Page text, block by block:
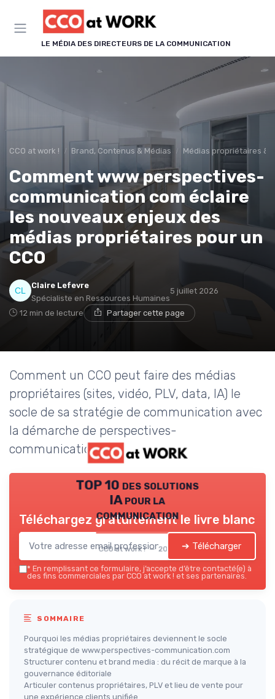
LE MÉDIA DES DIRECTEURS DE LA COMMUNICATION
CCO at work ! Brand, Contenus & Médias Médias propriétaires &
Comment www perspectives-
communication com éclaire
les nouveaux enjeux des
médias propriétaires pour un
CCO
Claire Lefevre
Spécialiste en Ressources Humaines
5 juillet 2026
12 min de lecture Partager cette page
Comment un CCO peut faire des médias
propriétaires (sites, vidéo, PLV, data, IA) le
socle de sa stratégie de communication avec
la démarche de perspectives-
communication.com.
TOP 10 des solutions
IA pour la
communication
CCO at work ! — 2026
Téléchargez gratuitement le livre blanc
➔ Télécharger
* En remplissant ce formulaire, j’accepte d’être contacté(e) à
des fins commerciales par CCO at work ! et ses partenaires.
SOMMAIRE
Pourquoi les médias propriétaires deviennent le socle
stratégique de www.perspectives-communication.com
Structurer contenu et brand media : du récit de marque à la
gouvernance éditoriale
Articuler contenus propriétaires, PLV et lieu de vente pour
une expérience clients unifiée
Panneau de gestion des cookies